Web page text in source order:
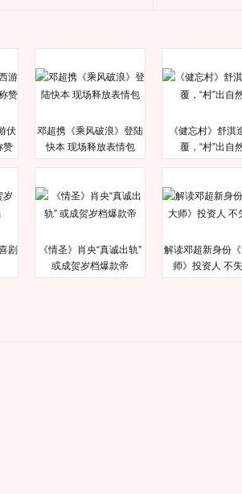
伏
赞
邓超携《乘风破浪》登陆
快本 现场释放表情包
《健忘村》舒淇
覆，“村”出自
剧
《情圣》肖央“真诚出轨”
或成贺岁档爆款帝
解读邓超新身份
师》投资人 不